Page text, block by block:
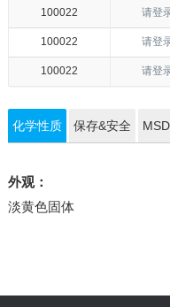
100022 请登
100022 请登
100022 请登
化学性质 保存&安全
外观：
淡黄色固体